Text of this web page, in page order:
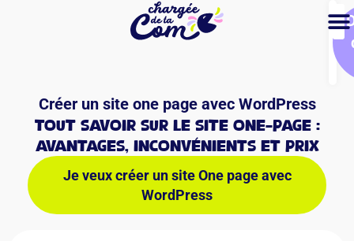
Créer un site one page avec WordPress
Tout savoir sur le site One-page :
avantages, inconvénients et prix
Je veux créer un site One page avec
WordPress